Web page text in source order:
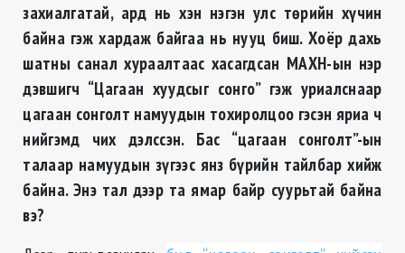
захиалгатай, ард нь хэн нэгэн улс төрийн хүчин
байна гэж хардаж байгаа нь нууц биш. Хоёр дахь
шатны санал хураалтаас хасагдсан МАХН-ын нэр
дэвшигч “Цагаан хуудсыг сонго” гэж уриалснаар
цагаан сонголт намуудын тохиролцоо гэсэн яриа ч
нийгэмд чих дэлссэн. Бас “цагаан сонголт”-ын
талаар намуудын зүгээс янз бүрийн тайлбар хийж
байна. Энэ тал дээр та ямар байр суурьтай байна
вэ?